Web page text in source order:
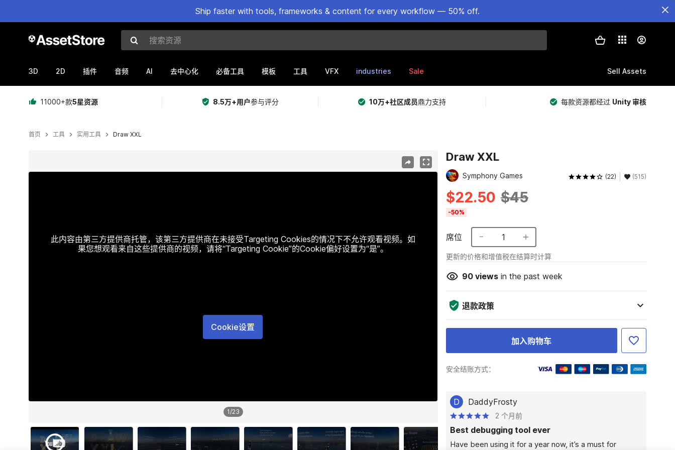
Ship faster with tools, frameworks & content for every workflow — 50% off.
搜索资源
3D 2D 插件 音频 AI 去中心化 必备工具 模板 工具 VFX industries Sale Sell Assets
11000+款5星资源 8.5万+用户参与评分 10万+社区成员鼎力支持 每款资源都经过 Unity 审核
首页 工具 实用工具 Draw XXL
此内容由第三方提供商托管，该第三方提供商在未接受Targeting Cookies的情况下不允许观看视频。如
果您想观看来自这些提供商的视频，请将“Targeting Cookie”的Cookie偏好设置为“是”。
Cookie设置
1/23
Draw XXL
Symphony Games (22) (515)
$22.50 $45
-50%
席位 1
更新的价格和增值税在结算时计算
90viewsin the past week
退款政策
加入购物车
安全结账方式：
D DaddyFrosty
2 个月前
Best debugging tool ever
Have been using it for a year now, it’s a must for